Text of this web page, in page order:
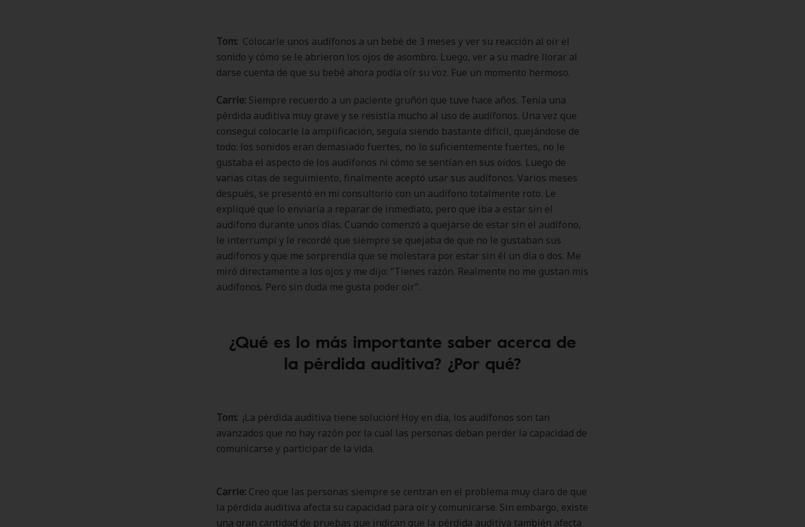
Tom: Colocarle unos audífonos a un bebé de 3 meses y ver su reacción al oír el
sonido y cómo se le abrieron los ojos de asombro. Luego, ver a su madre llorar al
darse cuenta de que su bebé ahora podía oír su voz. Fue un momento hermoso.
Carrie: Siempre recuerdo a un paciente gruñón que tuve hace años. Tenía una
pérdida auditiva muy grave y se resistía mucho al uso de audífonos. Una vez que
conseguí colocarle la amplificación, seguía siendo bastante difícil, quejándose de
todo: los sonidos eran demasiado fuertes, no lo suficientemente fuertes, no le
gustaba el aspecto de los audífonos ni cómo se sentían en sus oídos. Luego de
varias citas de seguimiento, finalmente aceptó usar sus audífonos. Varios meses
después, se presentó en mi consultorio con un audífono totalmente roto. Le
expliqué que lo enviaría a reparar de inmediato, pero que iba a estar sin el
audífono durante unos días. Cuando comenzó a quejarse de estar sin el audífono,
le interrumpí y le recordé que siempre se quejaba de que no le gustaban sus
audífonos y que me sorprendía que se molestara por estar sin él un día o dos. Me
miró directamente a los ojos y me dijo: “Tienes razón. Realmente no me gustan mis
audífonos. Pero sin duda me gusta poder oír”.
¿Qué es lo más importante saber acerca de
la pérdida auditiva? ¿Por qué?
Tom: ¡La pérdida auditiva tiene solución! Hoy en día, los audífonos son tan
avanzados que no hay razón por la cual las personas deban perder la capacidad de
comunicarse y participar de la vida.
Carrie: Creo que las personas siempre se centran en el problema muy claro de que
la pérdida auditiva afecta su capacidad para oír y comunicarse. Sin embargo, existe
una gran cantidad de pruebas que indican que la pérdida auditiva también afecta